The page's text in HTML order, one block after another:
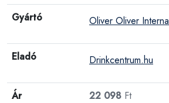
Gyártó Oliver Oliver
Eladó Drinkcentrum.hu
Ár 22 098 Ft